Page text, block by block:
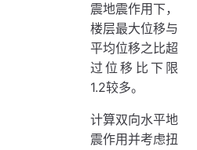
震地震作用下，
楼层最大位移与
平均位移之比超
过位移比下限
1.2较多。
计算双向水平地
震作用并考虑扭